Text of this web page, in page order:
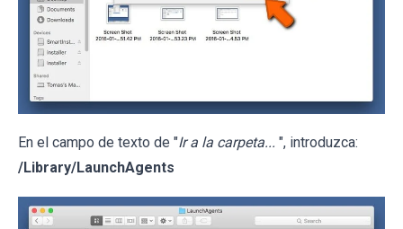
En el campo de texto de "Ir a la carpeta... ", introduzca:
/Library/LaunchAgents